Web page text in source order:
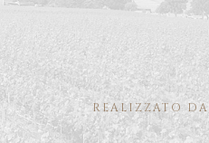
REALIZZATO